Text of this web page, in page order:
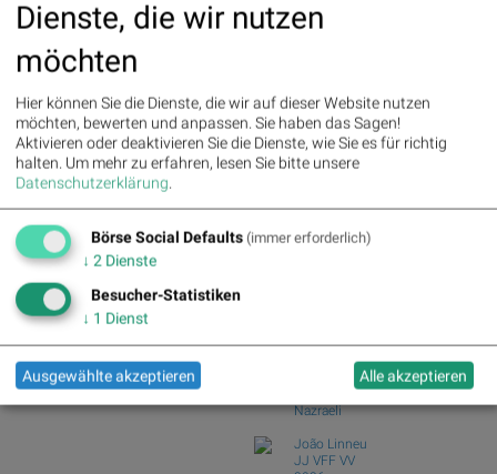
Österreichische Post : -4.48% »
Details
ArcelorMittal und ThyssenKrupp vs.
Silver Standard Resources und Royal
Dutch Shell v...
FedEx Corp und TNT Express vs.
Österreichische Po...
John Gossage
There and Gone
Nazraeli
João Linneu
JJ VFF VV
Dienste, die wir nutzen
möchten
Hier können Sie die Dienste, die wir auf dieser Website nutzen
möchten, bewerten und anpassen. Sie haben das Sagen!
Aktivieren oder deaktivieren Sie die Dienste, wie Sie es für richtig
halten. Um mehr zu erfahren, lesen Sie bitte unsere
Datenschutzerklärung.
Börse Social Defaults (immer erforderlich)
↓ 2 Dienste
Besucher-Statistiken
↓ 1 Dienst
Ausgewählte akzeptieren Alle akzeptieren